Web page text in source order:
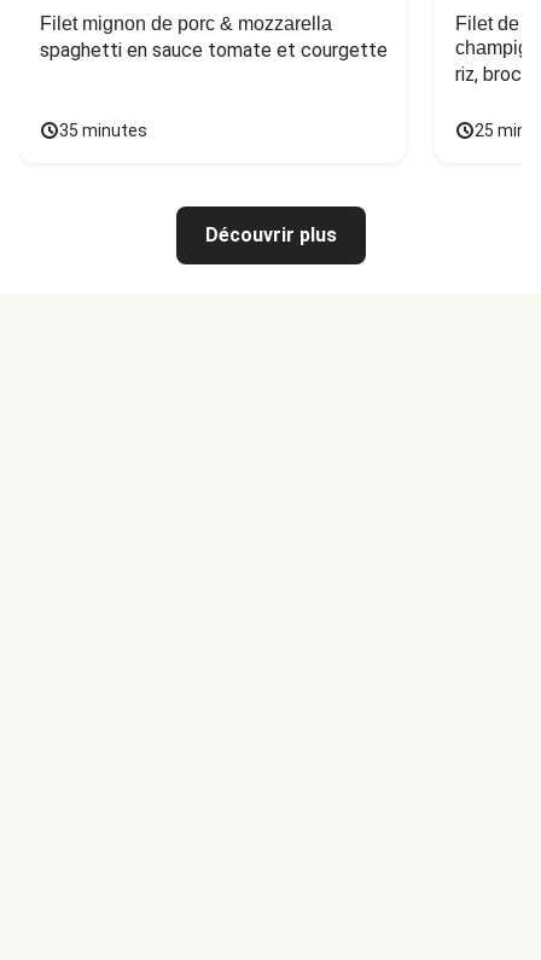
Filet mignon de porc & mozzarella
spaghetti en sauce tomate et courgette
35 minutes
Filet de
riz,
25
Découvrir plus